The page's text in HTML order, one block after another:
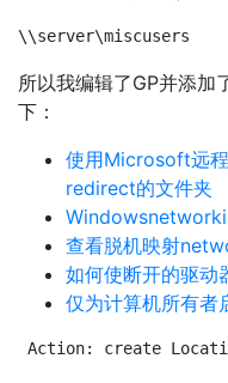
\\server\miscusers
所以我编辑了GP并添加
下：
使用Microsoft远
redirect的文件夹
查看脱机映射
如何使断开的驱动
仅为计算机所有者
Action: create